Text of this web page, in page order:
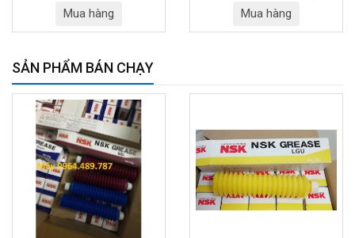
Mua hàng
Mua hàng
SẢN PHẨM BÁN CHẠY